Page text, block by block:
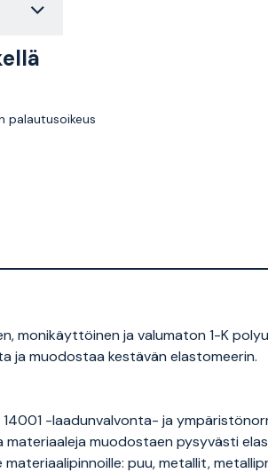
palautusoikeus
monikäyttöinen ja valumaton 1-K
ja muodostaa kestävän elastomeerin.
-laadunvalvonta- ja
muodostaen pysyvästi
puu, metallit,